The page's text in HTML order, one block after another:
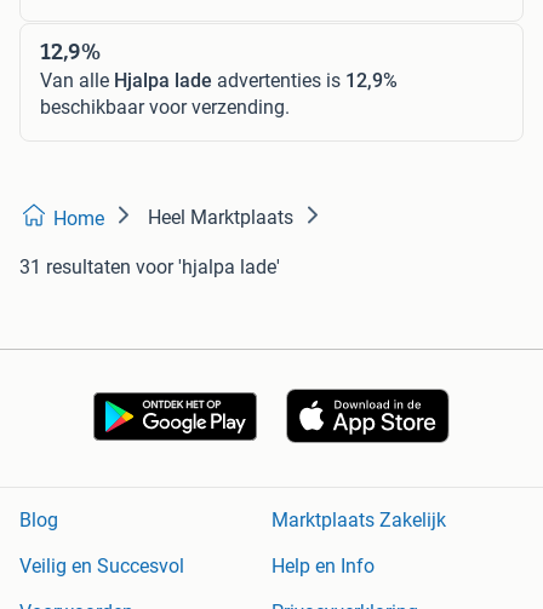
12,9%
Van alle Hjalpa lade advertenties is 12,9%
beschikbaar voor verzending.
Home Heel Marktplaats
31 resultaten voor 'hjalpa lade'
Blog
Marktplaats Zakelijk
Veilig en Succesvol
Help en Info